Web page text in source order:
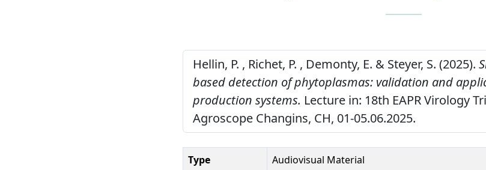
Hellin, P. , Richet, P. , Demonty, E. & Steyer, S. (2025).
based detection of phytoplasmas: validation and
production systems. Lecture in: 18th EAPR Virology
Agroscope Changins, CH, 01-05.06.2025.
Type
Audiovisual Material